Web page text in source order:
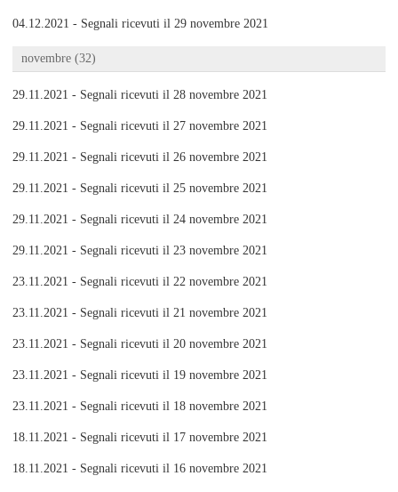
04.12.2021 - Segnali ricevuti il 29 novembre 2021
novembre (32)
29.11.2021 - Segnali ricevuti il 28 novembre 2021
29.11.2021 - Segnali ricevuti il 27 novembre 2021
29.11.2021 - Segnali ricevuti il 26 novembre 2021
29.11.2021 - Segnali ricevuti il 25 novembre 2021
29.11.2021 - Segnali ricevuti il 24 novembre 2021
29.11.2021 - Segnali ricevuti il 23 novembre 2021
23.11.2021 - Segnali ricevuti il 22 novembre 2021
23.11.2021 - Segnali ricevuti il 21 novembre 2021
23.11.2021 - Segnali ricevuti il 20 novembre 2021
23.11.2021 - Segnali ricevuti il 19 novembre 2021
23.11.2021 - Segnali ricevuti il 18 novembre 2021
18.11.2021 - Segnali ricevuti il 17 novembre 2021
18.11.2021 - Segnali ricevuti il 16 novembre 2021